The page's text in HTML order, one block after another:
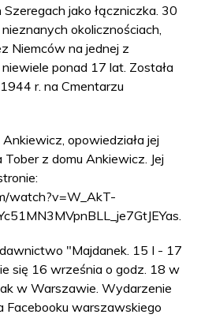
jako łączniczka. 30
okolicznościach,
Niemców na jednej z
ponad 17 lat. Została
r. na Cmentarzu
opowiedziała jej
z domu Ankiewicz. Jej
watch?v=W_AkT-
"Majdanek. 15 I - 17
się 16 września o godz. 18 w
w Warszawie. Wydarzenie
Facebooku warszawskiego